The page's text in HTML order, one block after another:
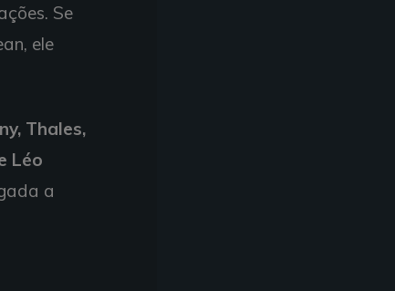
Se
ele
Thales,
Léo
a